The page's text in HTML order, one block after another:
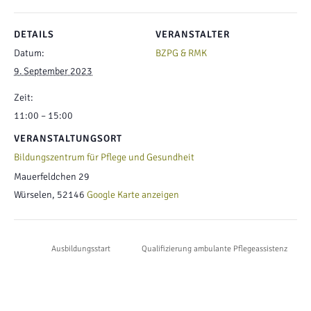
DETAILS
Datum:
9. September 2023
Zeit:
11:00 – 15:00
VERANSTALTUNGSORT
Bildungszentrum für Pflege und Gesundheit
Mauerfeldchen 29
Würselen, 52146 Google Karte anzeigen
VERANSTALTER
BZPG & RMK
Ausbildungsstart Qualifizierung ambulante Pflegeassistenz